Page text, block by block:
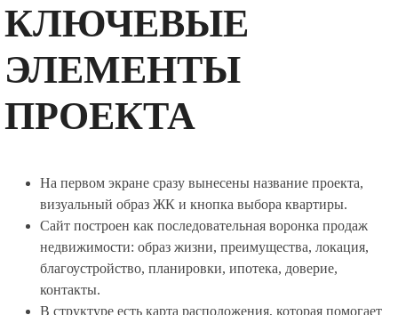
КЛЮЧЕВЫЕ
ЭЛЕМЕНТЫ
ПРОЕКТА
На первом экране сразу вынесены название проекта,
визуальный образ ЖК и кнопка выбора квартиры.
Сайт построен как последовательная воронка продаж
недвижимости: образ жизни, преимущества, локация,
благоустройство, планировки, ипотека, доверие,
контакты.
В структуре есть карта расположения, которая помогает